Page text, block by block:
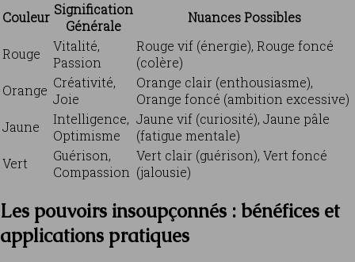
Couleur Signification
Générale
Nuances Possibles
Rouge
Vitalité,
Passion
Rouge vif (énergie), Rouge foncé
(colère)
Orange Créativité,
Joie
Orange clair (enthousiasme),
Orange foncé (ambition excessive)
Jaune
Intelligence,
Optimisme
Jaune vif (curiosité), Jaune pâle
(fatigue mentale)
Vert
Guérison,
Compassion
Vert clair (guérison), Vert foncé
(jalousie)
Les pouvoirs insoupçonnés : bénéfices et
applications pratiques